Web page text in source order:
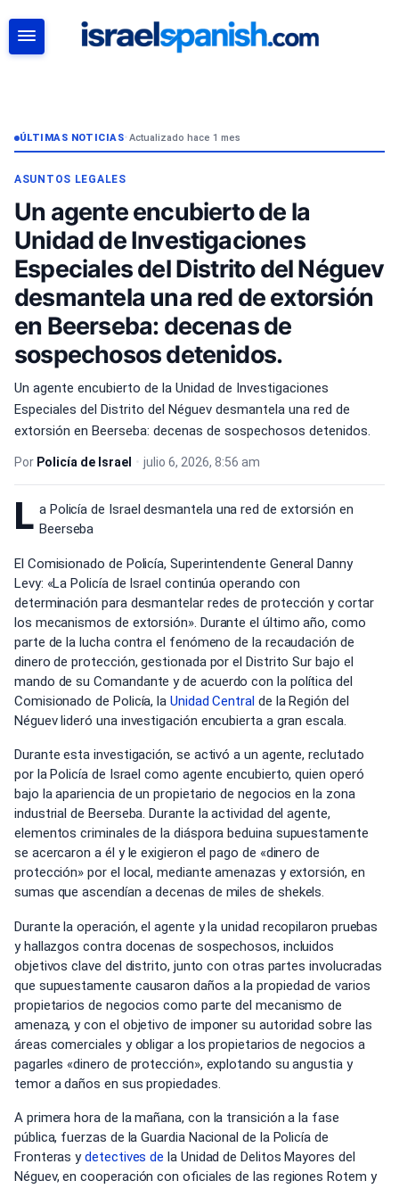
ÚLTIMAS NOTICIAS• Actualizado hace 1 mes
ASUNTOS LEGALES
Un agente encubierto de la
Unidad de Investigaciones
Especiales del Distrito del Néguev
desmantela una red de extorsión
en Beerseba: decenas de
sospechosos detenidos.
Un agente encubierto de la Unidad de Investigaciones
Especiales del Distrito del Néguev desmantela una red de
extorsión en Beerseba: decenas de sospechosos detenidos.
Por Policía de Israel • julio 6, 2026, 8:56 am
L a Policía de Israel desmantela una red de extorsión en
Beerseba
El Comisionado de Policía, Superintendente General Danny
Levy: «La Policía de Israel continúa operando con
determinación para desmantelar redes de protección y cortar
los mecanismos de extorsión». Durante el último año, como
parte de la lucha contra el fenómeno de la recaudación de
dinero de protección, gestionada por el Distrito Sur bajo el
mando de su Comandante y de acuerdo con la política del
Comisionado de Policía, la Unidad Centralde la Región del
Néguev lideró una investigación encubierta a gran escala.
Durante esta investigación, se activó a un agente, reclutado
por la Policía de Israel como agente encubierto, quien operó
bajo la apariencia de un propietario de negocios en la zona
industrial de Beerseba. Durante la actividad del agente,
elementos criminales de la diáspora beduina supuestamente
se acercaron a él y le exigieron el pago de «dinero de
protección» por el local, mediante amenazas y extorsión, en
sumas que ascendían a decenas de miles de shekels.
Durante la operación, el agente y la unidad recopilaron pruebas
y hallazgos contra docenas de sospechosos, incluidos
objetivos clave del distrito, junto con otras partes involucradas
que supuestamente causaron daños a la propiedad de varios
propietarios de negocios como parte del mecanismo de
amenaza, y con el objetivo de imponer su autoridad sobre las
áreas comerciales y obligar a los propietarios de negocios a
pagarles «dinero de protección», explotando su angustia y
temor a daños en sus propiedades.
A primera hora de la mañana, con la transición a la fase
pública, fuerzas de la Guardia Nacional de la Policía de
Fronteras ydetectives de la Unidad de Delitos Mayores del
Néguev, en cooperación con oficiales de las regiones Rotem y